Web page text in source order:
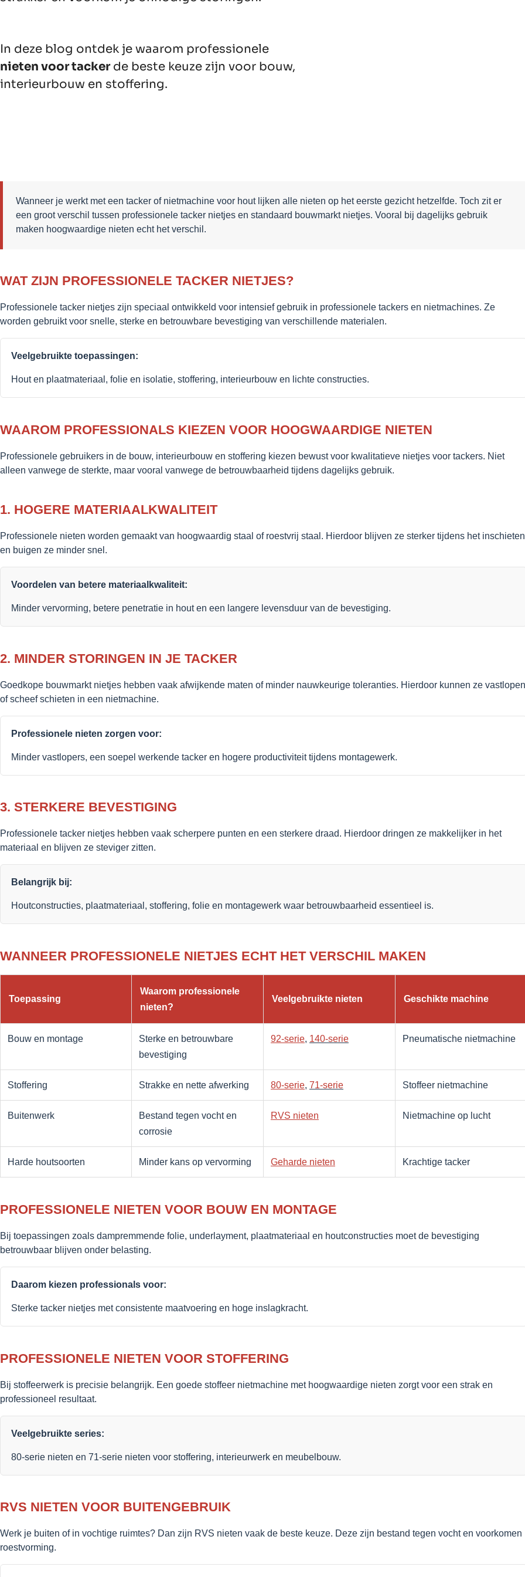
In deze blog ontdek je waarom professionele
nieten voor tackerde beste keuze zijn voor bouw,
interieurbouw en stoffering.
Wanneer je werkt met een tacker of nietmachine voor hout lijken alle nieten op het eerste gezicht hetzelfde. Toch zit er
een groot verschil tussen professionele tacker nietjes en standaard bouwmarkt nietjes. Vooral bij dagelijks gebruik
maken hoogwaardige nieten echt het verschil.
WAT ZIJN PROFESSIONELE TACKER NIETJES?
Professionele tacker nietjes zijn speciaal ontwikkeld voor intensief gebruik in professionele tackers en nietmachines. Ze
worden gebruikt voor snelle, sterke en betrouwbare bevestiging van verschillende materialen.
Veelgebruikte toepassingen:
Hout en plaatmateriaal, folie en isolatie, stoffering, interieurbouw en lichte constructies.
WAAROM PROFESSIONALS KIEZEN VOOR HOOGWAARDIGE NIETEN
Professionele gebruikers in de bouw, interieurbouw en stoffering kiezen bewust voor kwalitatieve nietjes voor tackers. Niet
alleen vanwege de sterkte, maar vooral vanwege de betrouwbaarheid tijdens dagelijks gebruik.
1. HOGERE MATERIAALKWALITEIT
Professionele nieten worden gemaakt van hoogwaardig staal of roestvrij staal. Hierdoor blijven ze sterker tijdens het inschieten
en buigen ze minder snel.
Voordelen van betere materiaalkwaliteit:
Minder vervorming, betere penetratie in hout en een langere levensduur van de bevestiging.
2. MINDER STORINGEN IN JE TACKER
Goedkope bouwmarkt nietjes hebben vaak afwijkende maten of minder nauwkeurige toleranties. Hierdoor kunnen ze vastlopen
of scheef schieten in een nietmachine.
Professionele nieten zorgen voor:
Minder vastlopers, een soepel werkende tacker en hogere productiviteit tijdens montagewerk.
3. STERKERE BEVESTIGING
Professionele tacker nietjes hebben vaak scherpere punten en een sterkere draad. Hierdoor dringen ze makkelijker in het
materiaal en blijven ze steviger zitten.
Belangrijk bij:
Houtconstructies, plaatmateriaal, stoffering, folie en montagewerk waar betrouwbaarheid essentieel is.
WANNEER PROFESSIONELE NIETJES ECHT HET VERSCHIL MAKEN
Toepassing
Waarom professionele
nieten?
Veelgebruikte nieten Geschikte machine
Bouw en montage
Sterke en betrouwbare
bevestiging
92-serie, 140-serie Pneumatische nietmachine
Stoffering Strakke en nette afwerking 80-serie, 71-serie Stoffeer nietmachine
Buitenwerk
Bestand tegen vocht en
corrosie
RVS nieten Nietmachine op lucht
Harde houtsoorten Minder kans op vervorming Geharde nieten Krachtige tacker
PROFESSIONELE NIETEN VOOR BOUW EN MONTAGE
Bij toepassingen zoals dampremmende folie, underlayment, plaatmateriaal en houtconstructies moet de bevestiging
betrouwbaar blijven onder belasting.
Daarom kiezen professionals voor:
Sterke tacker nietjes met consistente maatvoering en hoge inslagkracht.
PROFESSIONELE NIETEN VOOR STOFFERING
Bij stoffeerwerk is precisie belangrijk. Een goede stoffeer nietmachine met hoogwaardige nieten zorgt voor een strak en
professioneel resultaat.
Veelgebruikte series:
80-serie nieten en 71-serie nieten voor stoffering, interieurwerk en meubelbouw.
RVS NIETEN VOOR BUITENGEBRUIK
Werk je buiten of in vochtige ruimtes? Dan zijn RVS nieten vaak de beste keuze. Deze zijn bestand tegen vocht en voorkomen
roestvorming.